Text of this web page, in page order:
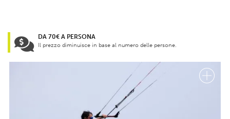
DA 70€ A PERSONA
Il prezzo diminuisce in base al numero delle persone.